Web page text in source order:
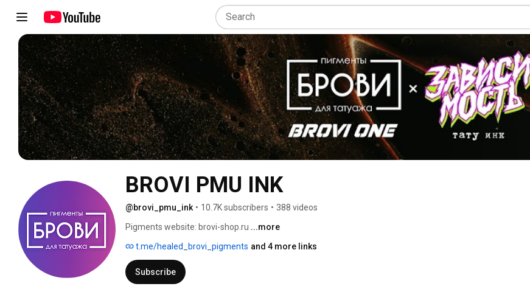
BROVI PMU INK
@brovi_pmu_ink • 10.7K subscribers • 388 videos
Pigments website: brovi-shop.ru ...more
t.me/healed_brovi_pigments and 4 more links
Subscribe